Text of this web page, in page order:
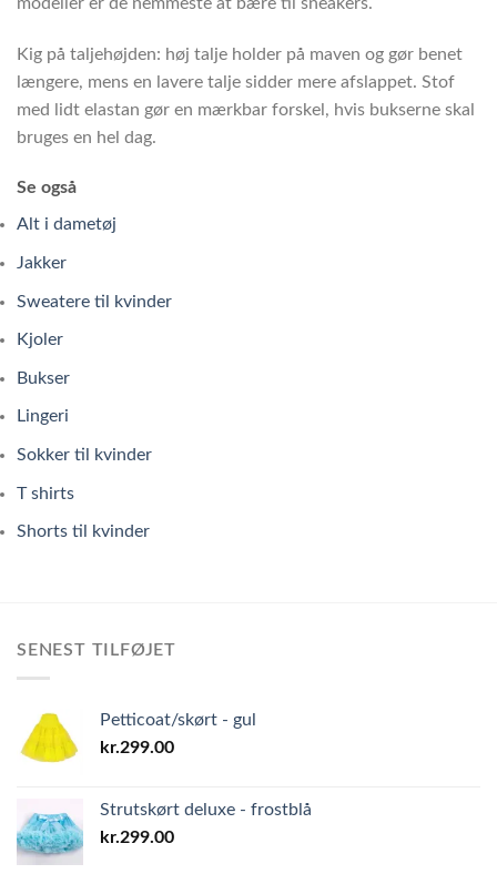
Kig på taljehøjden: høj talje holder på maven og gør benet
længere, mens en lavere talje sidder mere afslappet. Stof
med lidt elastan gør en mærkbar forskel, hvis bukserne skal
bruges en hel dag.
Se også
Alt i dametøj
Jakker
Sweatere til kvinder
Kjoler
Bukser
Lingeri
Sokker til kvinder
T shirts
Shorts til kvinder
SENEST TILFØJET
Petticoat/skørt - gul
kr.299.00
Strutskørt deluxe - frostblå
kr.299.00